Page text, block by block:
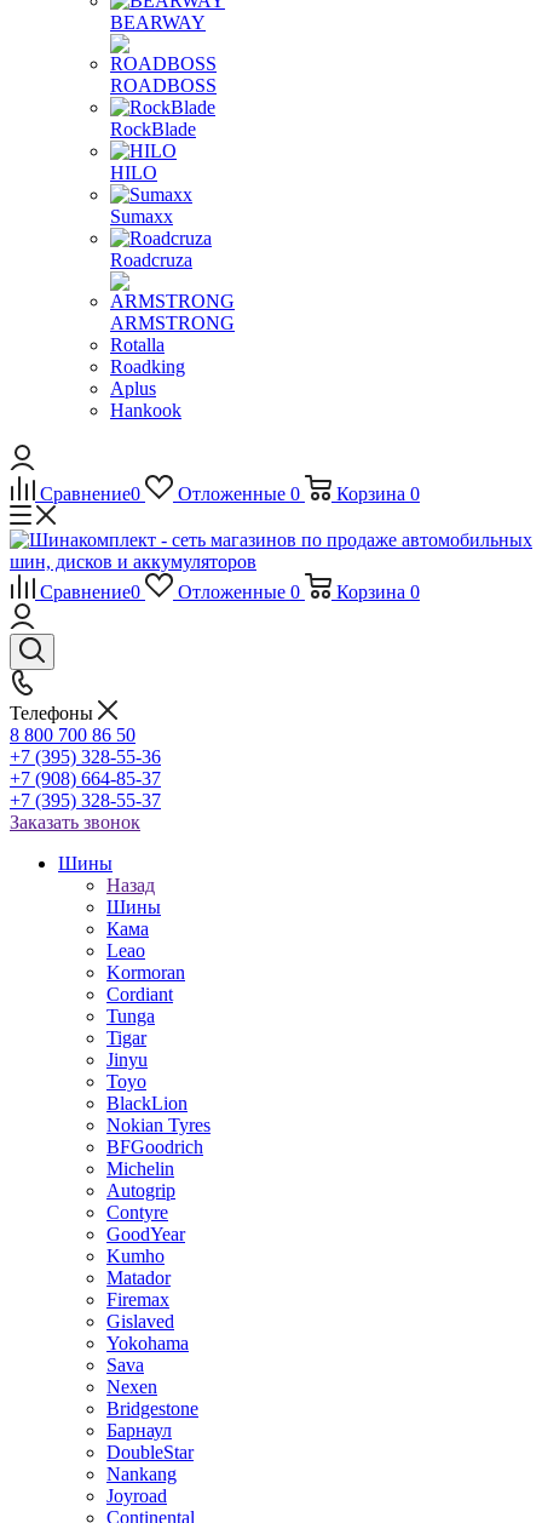
BEARWAY
ROADBOSS
RockBlade
HILO
Sumaxx
Roadcruza
ARMSTRONG
Rotalla
Roadking
Aplus
Hankook
Сравнение0 Отложенные 0 Корзина 0
Сравнение0 Отложенные 0 Корзина 0
Телефоны
8 800 700 86 50
+7 (395) 328-55-36
+7 (908) 664-85-37
+7 (395) 328-55-37
Заказать звонок
Шины
Назад
Шины
Кама
Leao
Kormoran
Cordiant
Tunga
Tigar
Jinyu
Toyo
BlackLion
Nokian Tyres
BFGoodrich
Michelin
Autogrip
Contyre
GoodYear
Kumho
Matador
Firemax
Gislaved
Yokohama
Sava
Nexen
Bridgestone
Барнаул
DoubleStar
Nankang
Joyroad
Continental